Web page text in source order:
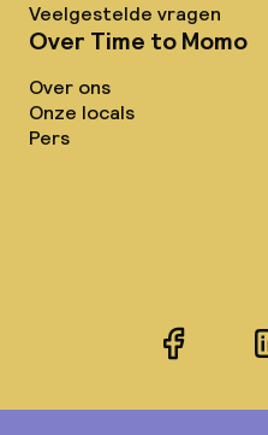
Veelgestelde vragen
Over Time to Momo
Over ons
Onze locals
Pers